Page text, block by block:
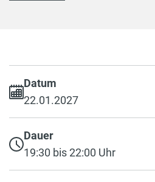
Datum
22.01.2027
Dauer
19:30 bis 22:00 Uhr